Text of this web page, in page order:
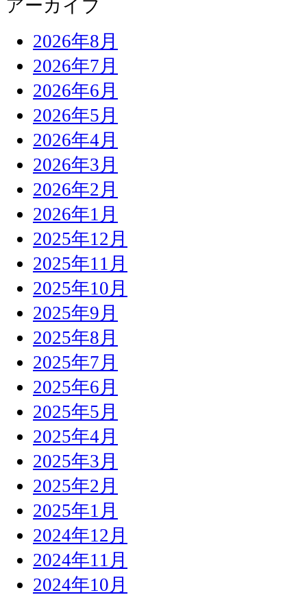
アーカイブ
2026年8月
2026年7月
2026年6月
2026年5月
2026年4月
2026年3月
2026年2月
2026年1月
2025年12月
2025年11月
2025年10月
2025年9月
2025年8月
2025年7月
2025年6月
2025年5月
2025年4月
2025年3月
2025年2月
2025年1月
2024年12月
2024年11月
2024年10月